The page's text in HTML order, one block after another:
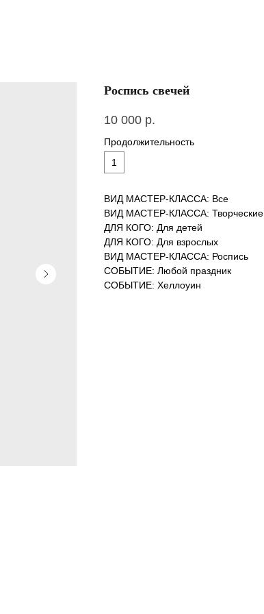
Роспись свечей
10 000 р.
Продолжительность
1
ВИД МАСТЕР-КЛАССА: Все
ВИД МАСТЕР-КЛАССА: Творческие
ДЛЯ КОГО: Для детей
ДЛЯ КОГО: Для взрослых
ВИД МАСТЕР-КЛАССА: Роспись
СОБЫТИЕ: Любой праздник
СОБЫТИЕ: Хеллоуин